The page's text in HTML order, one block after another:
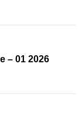
– 01 2026